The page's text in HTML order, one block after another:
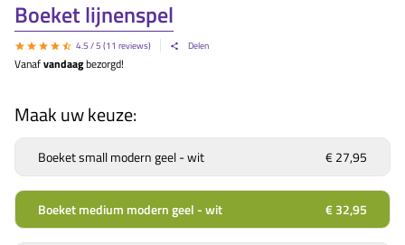
Boeket lijnenspel
4.5 / 5 (11 reviews) Delen
Vanafvandaagbezorgd!
Maak uw keuze:
Boeket small modern geel - wit € 27,95
Boeket medium modern geel - wit € 32,95